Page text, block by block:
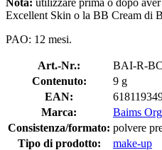
Excellent Skin o la BB Cream di
PAO: 12 mesi.
Art.-Nr.:
BAI-R-
Contenuto:
9 g
EAN:
Marca:
Baims
Consistenza/formato: polvere
Tipo di prodotto:
make-up